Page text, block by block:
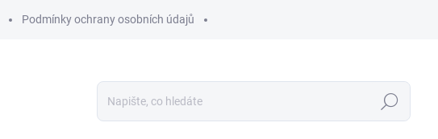
Podmínky ochrany osobních údajů
Hledat